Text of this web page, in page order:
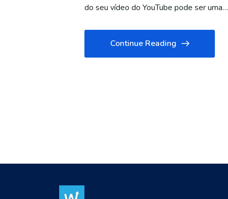
do seu vídeo do YouTube pode ser uma…
Continue Reading